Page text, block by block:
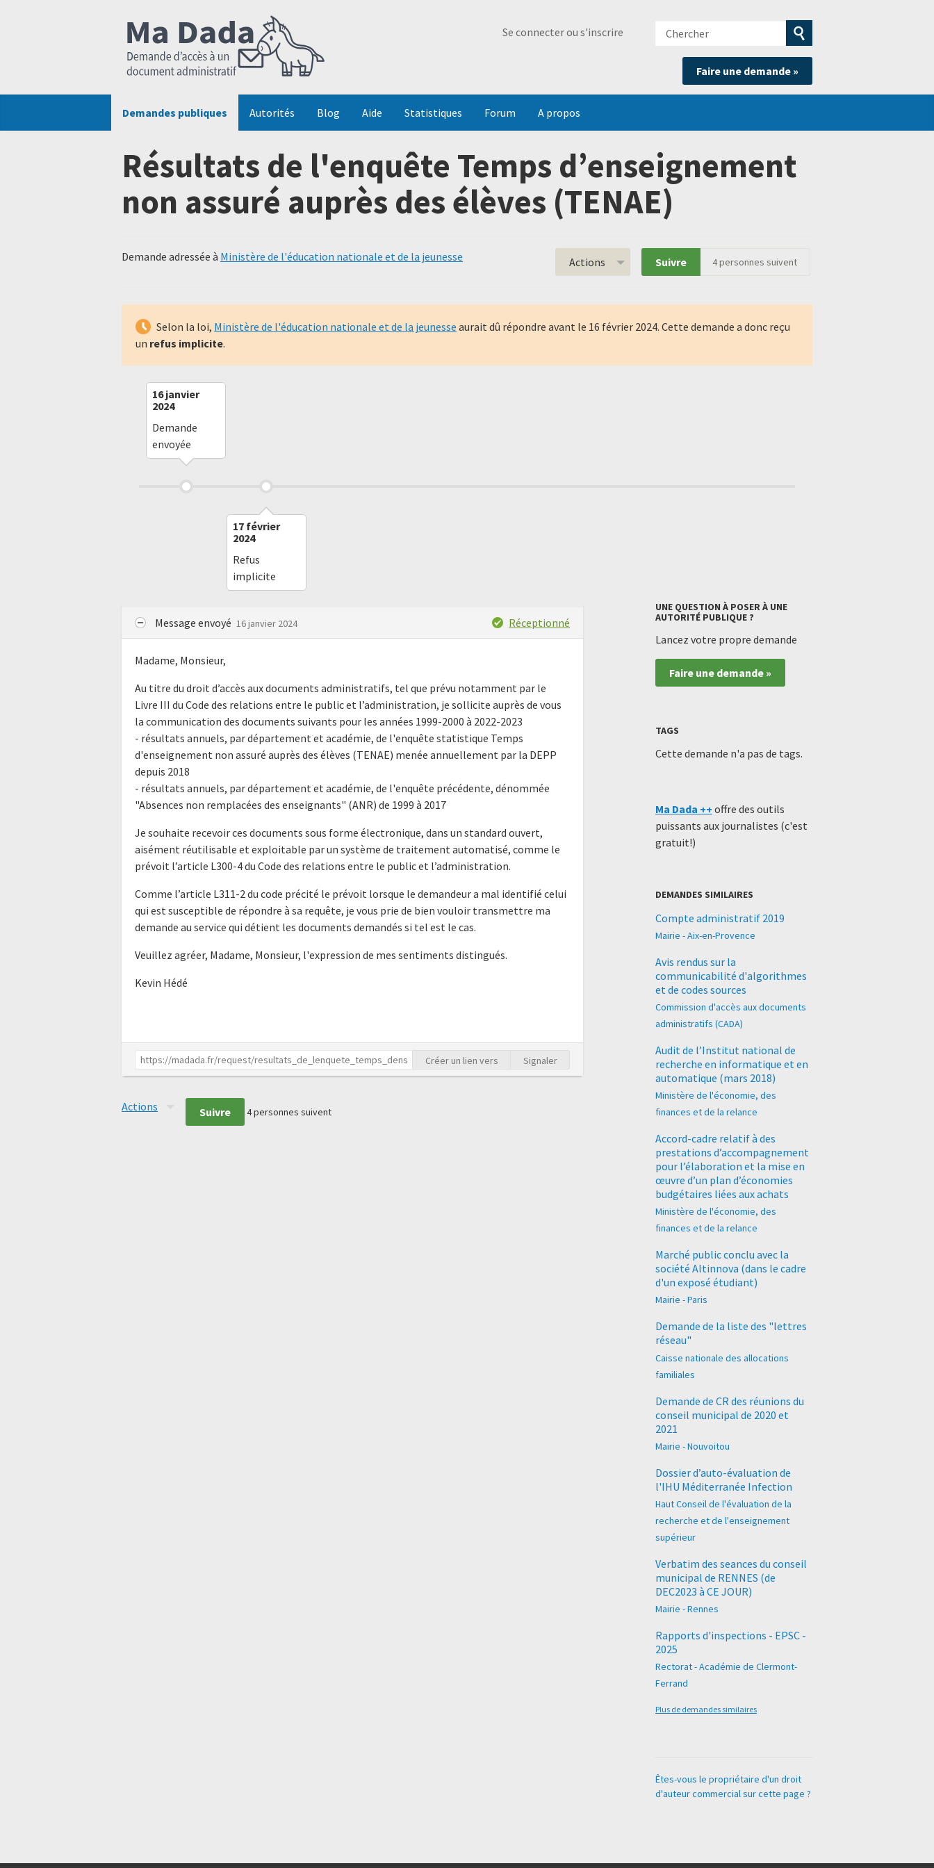
Se connecter ou s'inscrire
Chercher
Soumettre
la
recherche
Faire une demande »
Demandes publiques Autorités Blog Aide Statistiques Forum A propos
Résultats de l'enquête Temps d’enseignement
non assuré auprès des élèves (TENAE)
Demande adressée à Ministère de l'éducation nationale et de la jeunesse Actions Suivre 4personnes suivent
Selon la loi, Ministère de l'éducation nationale et de la jeunesse aurait dû répondre avant le 16 février 2024. Cette demande a donc reçu
un refus implicite.
16 janvier
2024
Demande
envoyée
17 février
2024
Refus
implicite
Message envoyé 16 janvier 2024 Réceptionné
Madame, Monsieur,
Au titre du droit d’accès aux documents administratifs, tel que prévu notamment par le
Livre III du Code des relations entre le public et l’administration, je sollicite auprès de vous
la communication des documents suivants pour les années 1999-2000 à 2022-2023
- résultats annuels, par département et académie, de l'enquête statistique Temps
d'enseignement non assuré auprès des élèves (TENAE) menée annuellement par la DEPP
depuis 2018
- résultats annuels, par département et académie, de l'enquête précédente, dénommée
"Absences non remplacées des enseignants" (ANR) de 1999 à 2017
Je souhaite recevoir ces documents sous forme électronique, dans un standard ouvert,
aisément réutilisable et exploitable par un système de traitement automatisé, comme le
prévoit l’article L300-4 du Code des relations entre le public et l’administration.
Comme l’article L311-2 du code précité le prévoit lorsque le demandeur a mal identifié celui
qui est susceptible de répondre à sa requête, je vous prie de bien vouloir transmettre ma
demande au service qui détient les documents demandés si tel est le cas.
Veuillez agréer, Madame, Monsieur, l'expression de mes sentiments distingués.
Kevin Hédé
Créer un lien vers Signaler
Actions Suivre 4personnes suivent
UNE QUESTION À POSER À UNE
AUTORITÉ PUBLIQUE ?
Lancez votre propre demande
Faire une demande »
TAGS
Cette demande n'a pas de tags.
Ma Dada ++ offre des outils
puissants aux journalistes (c'est
gratuit!)
DEMANDES SIMILAIRES
Compte administratif 2019
Mairie - Aix-en-Provence
Avis rendus sur la
communicabilité d'algorithmes
et de codes sources
Commission d'accès aux documents
administratifs (CADA)
Audit de l’Institut national de
recherche en informatique et en
automatique (mars 2018)
Ministère de l'économie, des
finances et de la relance
Accord-cadre relatif à des
prestations d’accompagnement
pour l’élaboration et la mise en
œuvre d’un plan d’économies
budgétaires liées aux achats
Ministère de l'économie, des
finances et de la relance
Marché public conclu avec la
société Altinnova (dans le cadre
d'un exposé étudiant)
Mairie - Paris
Demande de la liste des "lettres
réseau"
Caisse nationale des allocations
familiales
Demande de CR des réunions du
conseil municipal de 2020 et
2021
Mairie - Nouvoitou
Dossier d’auto-évaluation de
l'IHU Méditerranée Infection
Haut Conseil de l'évaluation de la
recherche et de l'enseignement
supérieur
Verbatim des seances du conseil
municipal de RENNES (de
DEC2023 à CE JOUR)
Mairie - Rennes
Rapports d'inspections - EPSC -
2025
Rectorat - Académie de Clermont-
Ferrand
Plus de demandes similaires
Êtes-vous le propriétaire d'un droit
d'auteur commercial sur cette page ?